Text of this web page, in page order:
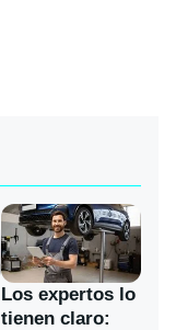
Los expertos lo
tienen claro: